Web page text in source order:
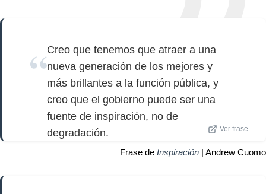
Creo que tenemos que atraer a una
nueva generación de los mejores y
más brillantes a la función pública, y
creo que el gobierno puede ser una
fuente de inspiración, no de
degradación.
Ver frase
Frase de Inspiración | Andrew Cuomo